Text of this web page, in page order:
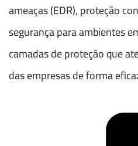
ameaças (EDR), proteção
segurança para ambientes
camadas de proteção que
das empresas de forma